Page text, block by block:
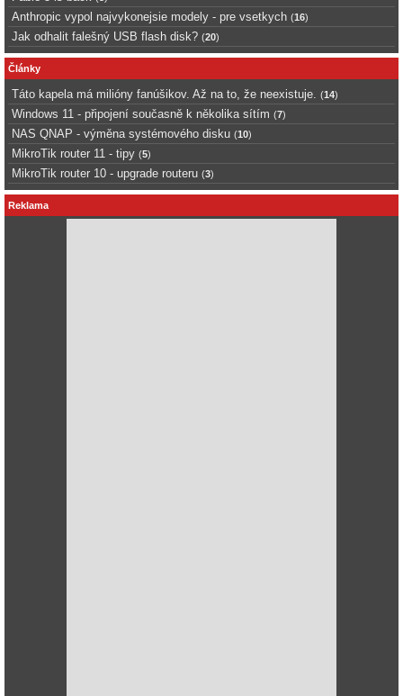
Anthropic vypol najvykonejsie modely - pre vsetkych (16)
Jak odhalit falešný USB flash disk? (20)
Články
Táto kapela má milióny fanúšikov. Až na to, že neexistuje. (14)
Windows 11 - připojení současně k několika sítím (7)
NAS QNAP - výměna systémového disku (10)
MikroTik router 11 - tipy (5)
MikroTik router 10 - upgrade routeru (3)
Reklama